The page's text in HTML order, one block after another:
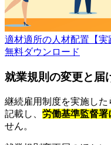
適材適所の人材配置【実
無料ダウンロード
就業規則の変更と届
継続雇用制度を実施し
記載し、 労働基準監督署
せん。